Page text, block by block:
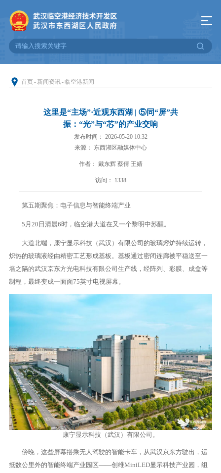
首页- 新闻资讯-临空港新闻
这里是“主场”·近观东西湖 | ⑤同“屏”共
振：“光”与“芯”的产业交响
发布时间： 2026-05-20 10:32
来源： 东西湖区融媒体中心
作者： 戴东辉 蔡倩 王婧
访问： 1338
第五期聚焦：电子信息与智能终端产业
5月20日清晨6时，临空港大道在又一个黎明中苏醒。
大道北端，康宁显示科技（武汉）有限公司的玻璃熔炉持续运转，
炽热的玻璃液经由精密工艺形成基板。基板通过密闭连廊被平稳送至一
墙之隔的武汉京东方光电科技有限公司生产线，经阵列、彩膜、成盒等
制程，最终变成一面面75英寸电视屏幕。
康宁显示科技（武汉）有限公司。
傍晚，这些屏幕搭乘无人驾驶的智能卡车，从武汉京东方驶出，运
抵数公里外的智能终端产业园区——创维MiniLED显示科技产业园，组